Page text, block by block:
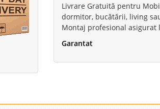
Livrare Gratuită pentru
dormitor, bucătării, living
Montaj profesional asigurat
Garantat